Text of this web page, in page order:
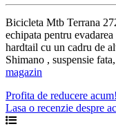
Bicicleta Mtb Terrana
echipata pentru
hardtail cu un cadru de
Shimano , suspensie
magazin
Profita de reducere acum!
Lasa o recenzie despre